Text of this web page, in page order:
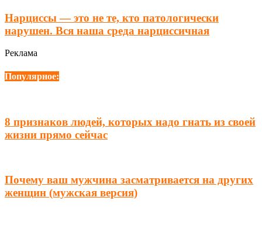
Нарциссы — это не те, кто патологически
нарушен. Вся наша среда нарциссичная
Реклама
Популярное:
8 признаков людей, которых надо гнать из своей
жизни прямо сейчас
Почему ваш мужчина засматривается на других
женщин (мужская версия)